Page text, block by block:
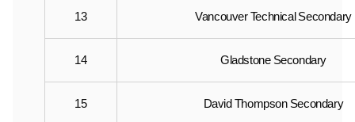
13 Vancouver Technical Secondary
14 Gladstone Secondary
15 David Thompson Secondary